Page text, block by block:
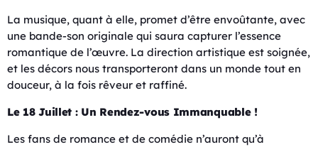
La musique, quant à elle, promet d’être envoûtante, avec
une bande-son originale qui saura capturer l’essence
romantique de l’œuvre. La direction artistique est soignée,
et les décors nous transporteront dans un monde tout en
douceur, à la fois rêveur et raffiné.
Le 18 Juillet : Un Rendez-vous Immanquable !
Les fans de romance et de comédie n’auront qu’à